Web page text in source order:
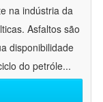
na indústria da
Asfaltos são
disponibilidade
do petróle...